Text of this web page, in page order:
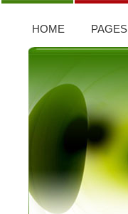
HOME PAGES